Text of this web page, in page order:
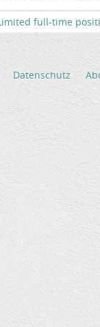
full-time
Datenschutz